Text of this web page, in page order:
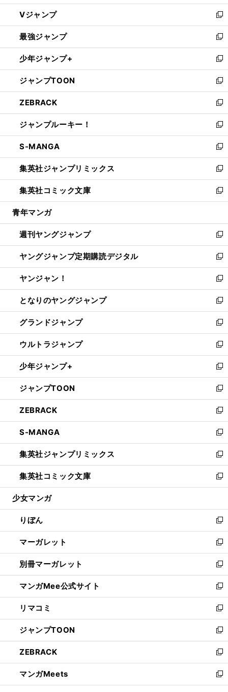
ウ
ィ
ン
ド
ウ
で
開
く
し
い
ウ
ィ
ン
ド
ウ
で
開
く
Vジャンプ
新
し
い
ウ
ィ
ン
ド
ウ
で
開
く
最強ジャンプ
新
し
い
ウ
ィ
ン
ド
ウ
で
開
く
少年ジャンプ+
新
し
い
ウ
ィ
ン
ド
ウ
で
開
く
ジャンプTOON
新
し
い
ウ
ィ
ン
ド
ウ
で
開
く
ZEBRACK
新
し
い
ウ
ィ
ン
ド
ウ
で
開
ジャンプルーキー！
新
し
い
ウ
ィ
ン
ド
ウ
開
く
S-MANGA
新
し
い
ウ
ィ
ン
ウ
で
開
く
集英社ジャンプリミックス
新
し
い
ウ
ン
ド
ウ
で
開
く
集英社コミック文庫
新
し
ウ
ィ
ン
ド
ウ
で
開
く
青年マンガ
週刊ヤングジャンプ
新
し
い
ウ
ィ
ン
ド
ウ
で
開
く
ヤングジャンプ定期購読デジタル
新
し
い
ウ
ィ
ン
ド
ウ
で
開
く
ヤンジャン！
新
し
い
ウ
ィ
ン
ド
ウ
で
開
く
となりのヤングジャンプ
新
し
い
ウ
ィ
ン
ド
ウ
で
開
く
グランドジャンプ
新
し
い
ウ
ィ
ン
ド
ウ
で
開
く
ウルトラジャンプ
新
し
い
ウ
ィ
ン
ド
ウ
で
開
く
少年ジャンプ+
新
し
い
ウ
ィ
ン
ド
ウ
で
開
く
ジャンプTOON
新
し
い
ウ
ィ
ン
ド
ウ
で
開
ZEBRACK
新
し
い
ウ
ィ
ン
ド
ウ
開
く
S-MANGA
新
し
い
ウ
ィ
ン
ウ
で
開
く
集英社ジャンプリミックス
新
し
い
ウ
ン
ド
ウ
で
開
く
集英社コミック文庫
新
し
ウ
ィ
ン
ド
ウ
で
開
く
少女マンガ
りぼん
新
し
い
ウ
ィ
ン
ド
ウ
で
開
く
マーガレット
新
し
い
ウ
ィ
ン
ド
ウ
で
開
く
別冊マーガレット
新
し
い
ウ
ィ
ン
ド
ウ
で
開
く
マンガMee公式サイト
新
し
い
ウ
ィ
ン
ド
ウ
で
開
リマコミ
新
し
い
ウ
ィ
ン
ド
ウ
ジャンプTOON
新
し
い
ウ
ィ
ン
ZEBRACK
新
し
い
ウ
マンガMeets
新
し